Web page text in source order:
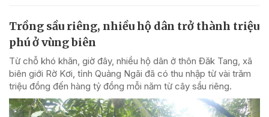
Trồng sầu riêng, nhiều hộ dân trở thành triệu
phú ở vùng biên
Từ chỗ khó khăn, giờ đây, nhiều hộ dân ở thôn Đăk Tang, xã
biên giới Rờ Kơi, tỉnh Quảng Ngãi đã có thu nhập từ vài trăm
triệu đồng đến hàng tỷ đồng mỗi năm từ cây sầu riêng.